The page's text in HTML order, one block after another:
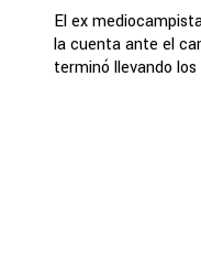
El ex
la cuenta ante el
terminó llevando